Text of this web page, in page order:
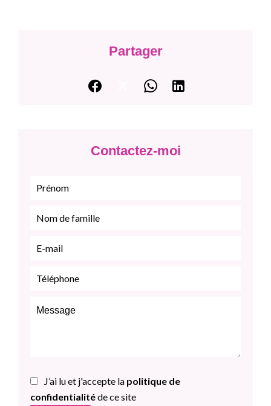
Partager
Contactez-moi
J’ai lu et j'accepte la politique de
confidentialitéde ce site